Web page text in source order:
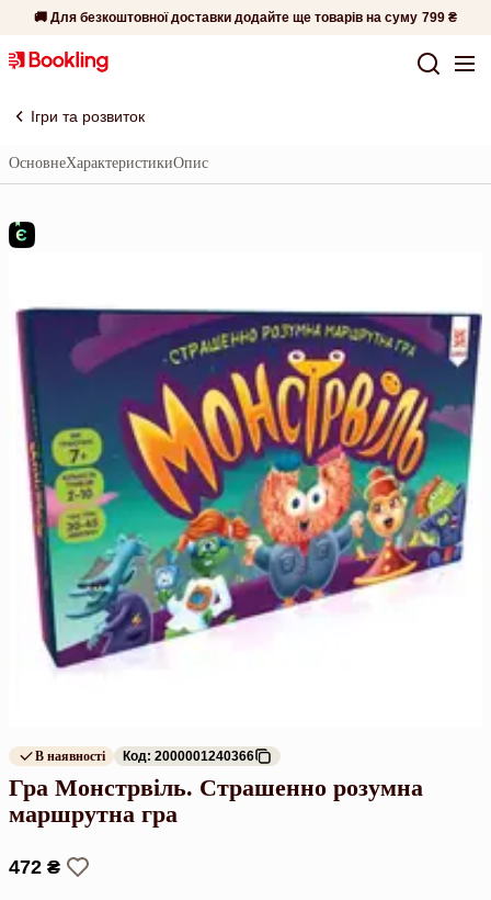
🚚 Для безкоштовної доставки додайте ще товарів на суму 799 ₴
Ігри та розвиток
ОсновнеХарактеристикиОпис
В наявності Код: 2000001240366
Гра Монстрвіль. Страшенно розумна
маршрутна гра
472 ₴